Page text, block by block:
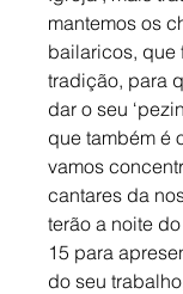
mantemos os
bailaricos, que
tradição, para
dar o seu
que também é
vamos
cantares da
terão a noite
15 para
do seu